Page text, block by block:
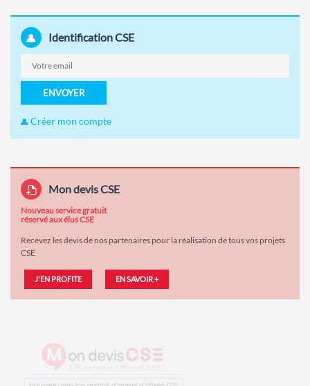
Identification CSE
ENVOYER
Créer mon compte
Mon devis CSE
Nouveau service gratuit
réservé aux élus CSE
Recevez les devis de nos partenaires pour la réalisation de tous vos projets
CSE
J'EN PROFITE EN SAVOIR +